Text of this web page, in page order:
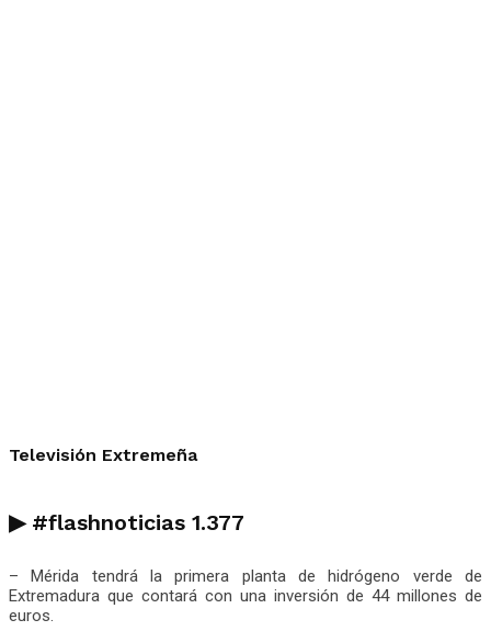
Televisión Extremeña
▶ #flashnoticias 1.377
– Mérida tendrá la primera planta de hidrógeno verde de
Extremadura que contará con una inversión de 44 millones de
euros.